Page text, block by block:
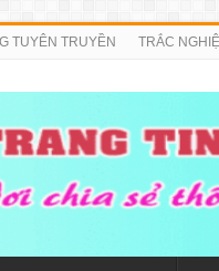
TUYÊN TRUYỀN TRẮC